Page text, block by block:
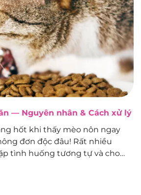
— Nguyên nhân & Cách xử lý
hốt khi thấy mèo nôn ngay
đơn độc đâu! Rất nhiều
tình huống tương tự và cho
và thói quen...